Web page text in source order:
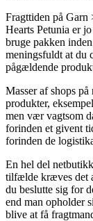
Fragttiden på
Hearts Petunia er
bruge pakken
meningsfuldt at du
pågældende
Masser af shops
produkter,
men vær vagtsom
forinden et givent
forinden de
En hel del
tilfælde kræves det
du beslutte sig for
end man opholder
blive at få